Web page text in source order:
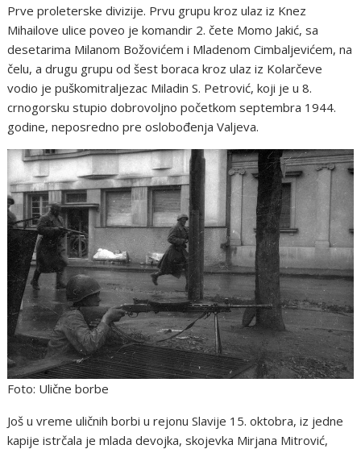
Prve proleterske divizije. Prvu grupu kroz ulaz iz Knez
Mihailove ulice poveo je komandir 2. čete Momo Jakić, sa
desetarima Milanom Božovićem i Mladenom Cimbaljevićem, na
čelu, a drugu grupu od šest boraca kroz ulaz iz Kolarčeve
vodio je puškomitraljezac Miladin S. Petrović, koji je u 8.
crnogorsku stupio dobrovoljno početkom septembra 1944.
godine, neposredno pre oslobođenja Valjeva.
Foto: Ulične borbe
Još u vreme uličnih borbi u rejonu Slavije 15. oktobra, iz jedne
kapije istrčala je mlada devojka, skojevka Mirjana Mitrović,